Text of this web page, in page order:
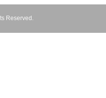
Reserved.